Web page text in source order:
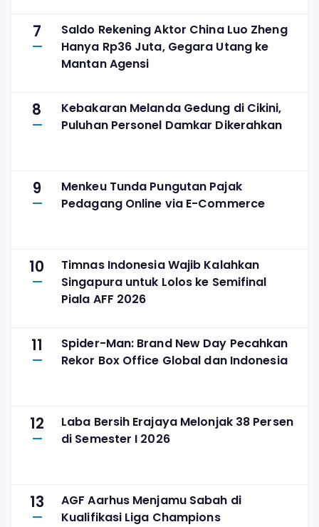
7
Saldo Rekening Aktor China Luo Zheng
Hanya Rp36 Juta, Gegara Utang ke
Mantan Agensi
8
Kebakaran Melanda Gedung di Cikini,
Puluhan Personel Damkar Dikerahkan
9
Menkeu Tunda Pungutan Pajak
Pedagang Online via E-Commerce
10
Timnas Indonesia Wajib Kalahkan
Singapura untuk Lolos ke Semifinal
Piala AFF 2026
11
Spider-Man: Brand New Day Pecahkan
Rekor Box Office Global dan Indonesia
12
Laba Bersih Erajaya Melonjak 38 Persen
di Semester I 2026
13
AGF Aarhus Menjamu Sabah di
Kualifikasi Liga Champions